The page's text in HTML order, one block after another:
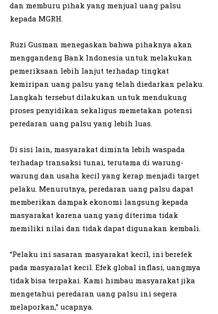
dan memburu pihak yang menjual uang palsu
kepada MGRH.
Ruzi Gusman menegaskan bahwa pihaknya akan
menggandeng Bank Indonesia untuk melakukan
pemeriksaan lebih lanjut terhadap tingkat
kemiripan uang palsu yang telah diedarkan pelaku.
Langkah tersebut dilakukan untuk mendukung
proses penyidikan sekaligus memetakan potensi
peredaran uang palsu yang lebih luas.
Di sisi lain, masyarakat diminta lebih waspada
terhadap transaksi tunai, terutama di warung-
warung dan usaha kecil yang kerap menjadi target
pelaku. Menurutnya, peredaran uang palsu dapat
memberikan dampak ekonomi langsung kepada
masyarakat karena uang yang diterima tidak
memiliki nilai dan tidak dapat digunakan kembali.
“Pelaku ini sasaran masyarakat kecil, ini berefek
pada masyaralat kecil. Efek global inflasi, uangmya
tidak bisa terpakai. Kami himbau masyarakat jika
mengetahui peredaran uang palsu ini segera
melaporkan,” ucapnya.